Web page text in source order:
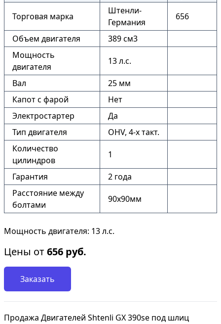
Торговая марка
Штенли-
Германия
656
Объем двигателя
389 см3
Мощность
двигателя
13 л.с.
Вал
25 мм
Капот с фарой
Нет
Электростартер
Да
Тип двигателя
OHV, 4-x такт.
Количество
цилиндров
1
Гарантия
2 года
Расстояние между
болтами
90х90мм
Мощность двигателя: 13 л.с.
Цены от656 руб.
Заказать
Продажа Двигателей Shtenli GX 390sе под шлиц